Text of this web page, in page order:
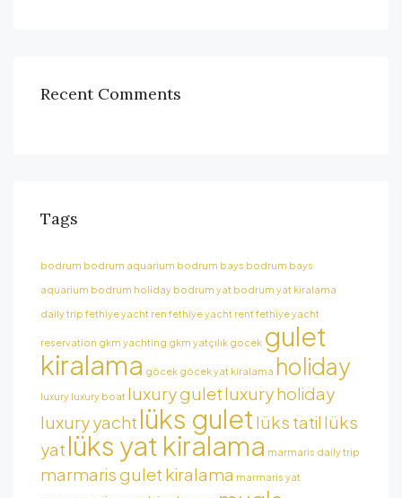
Recent Comments
Tags
bodrum bodrum aquarium bodrum bays bodrum bays
aquarium bodrum holiday bodrum yat bodrum yat kiralama
daily trip fethiye yacht ren fethiye yacht rent fethiye yacht
reservation gkm yachting gkm yatçılık gocek gulet
kiralama göcek göcek yat kiralama holiday
luxury luxury boat luxury guletluxury holiday
luxury yacht lüks guletlüks tatil lüks
yat lüks yat kiralama marmaris daily trip
marmaris gulet kiralama marmaris yat